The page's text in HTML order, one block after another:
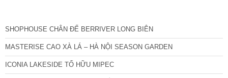
SHOPHOUSE CHÂN ĐẾ BERRIVER LONG BIÊN
MASTERISE CAO XÀ LÁ – HÀ NỘI SEASON GARDEN
ICONIA LAKESIDE TỐ HỮU MIPEC